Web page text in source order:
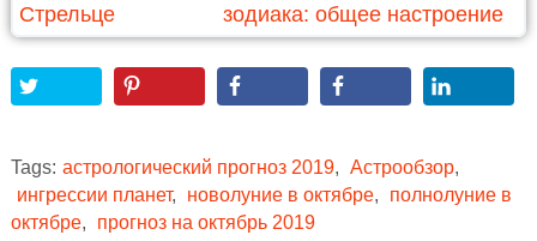
Стрельце
зодиака: общее настроение
Tags: астрологический прогноз 2019, Астрообзор,
ингрессии планет, новолуние в октябре,
полнолуние в
октябре, прогноз на октябрь 2019